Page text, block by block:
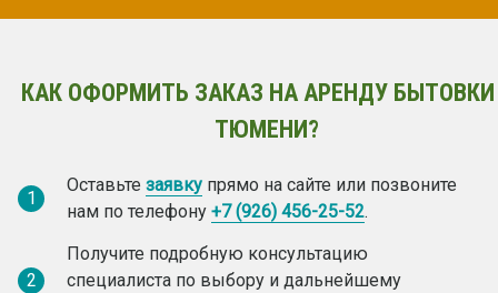
КАК ОФОРМИТЬ ЗАКАЗ НА АРЕНДУ БЫТОВКИ
ТЮМЕНИ?
1
Оставьте заявку прямо на сайте или позвоните
нам по телефону +7 (926) 456-25-52.
2
Получите подробную консультацию
специалиста по выбору и дальнейшему